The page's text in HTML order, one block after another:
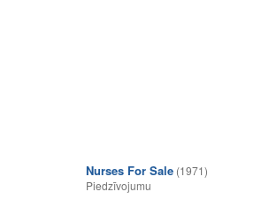
Nurses For Sale (1971)
Piedzīvojumu